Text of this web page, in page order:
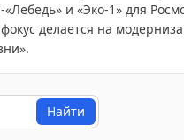
и «Эко-1» для
делается на
Найти